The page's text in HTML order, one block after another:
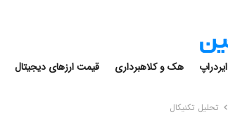
ایردراپ هک و کلاهبرداری قیمت ارزهای دیجیتال
تحلیل تکنیکال